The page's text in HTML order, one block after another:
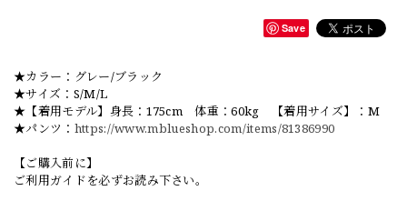
Save
★カラー：グレー/ブラック
★サイズ：S/M/L
★【着用モデル】身長：175cm 体重：60kg 【着用サイズ】：M
★パンツ： https://www.mblueshop.com/items/81386990
【ご購入前に】
ご利用ガイドを必ずお読み下さい。